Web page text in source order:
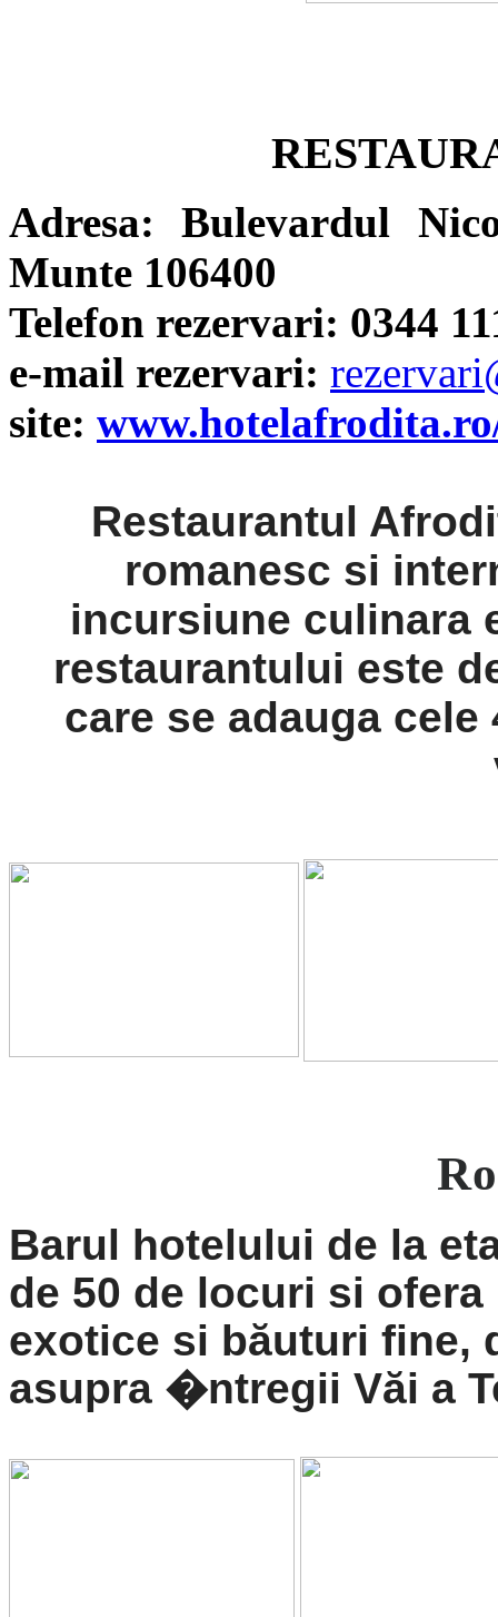
Adresa: Bulevardul
Munte 106400
Telefon rezervari: 0344
e-mail rezervari:
site:
Restaurantul
romanesc si
incursiune culinara
restaurantului este
care se adauga
Barul hotelului de la
de 50 de locuri si
exotice si băuturi fine,
asupra �ntregii Văi a